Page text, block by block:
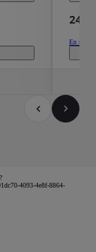
24
En
4093-4e8f-8864-